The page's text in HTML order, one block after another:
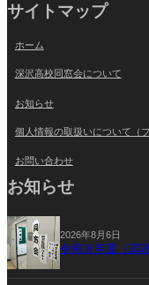
サイトマップ
ホーム
深沢高校同窓会について
お知らせ
個人情報の取扱いについて（
お問い合わせ
お知らせ
2026年8月6日
令和８年度（